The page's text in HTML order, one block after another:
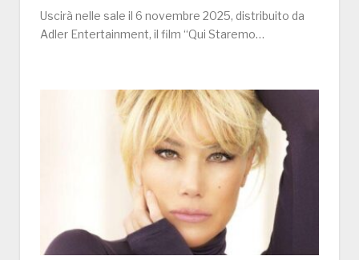
Uscirà nelle sale il 6 novembre 2025, distribuito da
Adler Entertainment, il film “Qui Staremo…